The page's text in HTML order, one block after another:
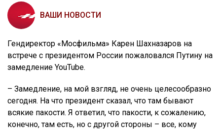
ВАШИ НОВОСТИ
Гендиректор «Мосфильма» Карен Шахназаров на
встрече с президентом России пожаловался Путину на
замедление YouTube.
– Замедление, на мой взгляд, не очень целесообразно
сегодня. На что президент сказал, что там бывают
всякие пакости. Я ответил, что пакости, к сожалению,
конечно, там есть, но с другой стороны – все, кому